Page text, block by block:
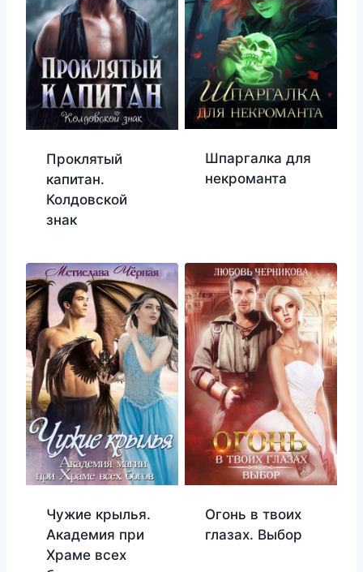
Проклятый
капитан.
Колдовской
знак
Шпаргалка для
некроманта
Чужие крылья.
Академия при
Храме всех
Огонь в твоих
глазах. Выбор